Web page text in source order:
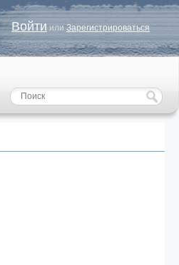
Войти или Зарегистрироваться